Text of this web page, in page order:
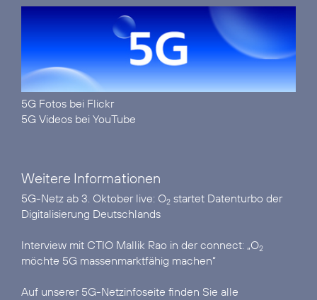
5G Fotos bei Flickr
5G Videos bei YouTube
Weitere Informationen
5G-Netz ab 3. Oktober live: O2 startet Datenturbo der
Digitalisierung Deutschlands
Interview mit CTIO Mallik Rao in der connect: „O2
möchte 5G massenmarktfähig machen“
Auf unserer 5G-Netzinfoseite finden Sie alle